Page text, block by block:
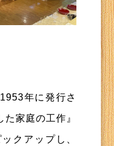
年に発行さ
家庭の工作』
クアップし、